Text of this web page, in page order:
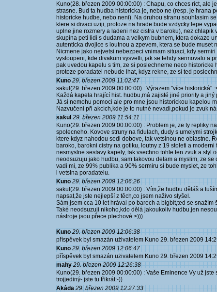
Kuno(28. březen 2009 00:00:00) : Chapu, co chces rict, ale
strasne. Bud ta hudba historicka je, nebo ne (resp. je hrana
historicke hudbe, nebo neni). Na druhou stranu souhlasim
ktere si divaci uziji, protoze na hrade bude vzdycky lepe
uplne jine rozmery a ladeni nez cistra v baroku), nez chlapik
skupina peti lidi s dudama a velkym bubnem, ktera dokaze
autenticka dvojice s loutnou a zpevem, ktera se bude muset
Nicmene jako nejvetsi nebezpeci vnimam situaci, kdy
vystoupeni, kde divakum vysvetli, jak se tehdy sermovalo a
pak uvedou kapelu s tim, ze si poslechneme neco historicke
protoze poradatel nebude lhat, kdyz rekne, ze si ted
Kuno 29. březen 2009 11:02:47
sakul(29. březen 2009 00:00:00) : Výrazem "více historická"
Každá kapela hrající hist. hudbu,má zajisté jiné priority a jiný
Já si nemohu pomoci ale pro mne jsou historickou kapelou
Nazvučení při akcích,kde je to nutné nevadí,pokud je zvuk
sakul 29. březen 2009 11:54:11
Kuno(29. březen 2009 00:00:00) : Problem je, ze ty repliky
spolecneho. Kovove struny na fidulach, dudy s umelymi
ktere kdyz nahodou sedi dobove, tak vetsinou ne oblastne.
baroko, barokni cistry na gotiku, loutny z 19 stoleti a
nesmyslne sestavy kapely, tak vsechno tohle ten zvuk a styl
neodsuzuju jako hudbu, sam takovou delam a myslim, ze
vadi mi, ze 99% publika a 90% sermiru si bude myslet, ze
i vetsina poradatelu.
Kuno 29. březen 2009 12:06:26
sakul(29. březen 2009 00:00:00) : Vím,že hudbu děláš a
napsat,že jste nejlepší z těch,co jsem naživo slyšel.
Sám jsem cca 10 let hrával po barech a bigbít,ted se snažím
Také neodsuzuji nikoho,kdo dělá jakoukoliv hudbu,jen
nástroje jsou přece plechové.>)))
Kuno 29. březen 2009 12:06:38
příspěvek byl smazán użivatelem Kuno 29. březen 2009
Kuno 29. březen 2009 12:06:47
příspěvek byl smazán użivatelem Kuno 29. březen 2009
mahy 29. březen 2009 12:26:38
Kuno(29. březen 2009 00:00:00) : Vaše Eminence Vy už
trojjediný- jste tu třikrát:-))
Akáda 29. březen 2009 12:27:33